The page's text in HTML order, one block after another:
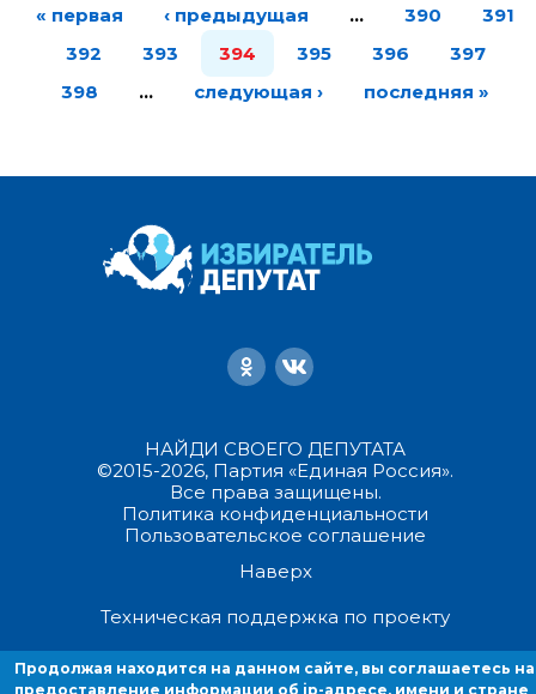
« первая ‹ предыдущая … 390
391
392
393 394 395 396
397
398
… следующая › последняя »
НАЙДИ СВОЕГО ДЕПУТАТА
©2015-2026, Партия «Единая Россия».
Все права защищены.
Политика конфиденциальности
Пользовательское соглашение
Наверх
Техническая поддержка по проекту
Продолжая находиться на данном сайте, вы соглашаетесь на
предоставление информации об ip-адресе, имени и стране домена
Продолжая находится на данном сайте, вы соглашаетесь на
предоставление информации об ip-адресе, имени и стране